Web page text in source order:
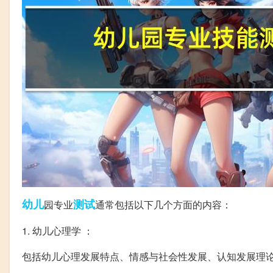
幼儿园专业测试通常包括以下几个方面的内容：
1. 幼儿心理学 ：
包括幼儿心理发展特点、情感与社会性发展、认知发展理